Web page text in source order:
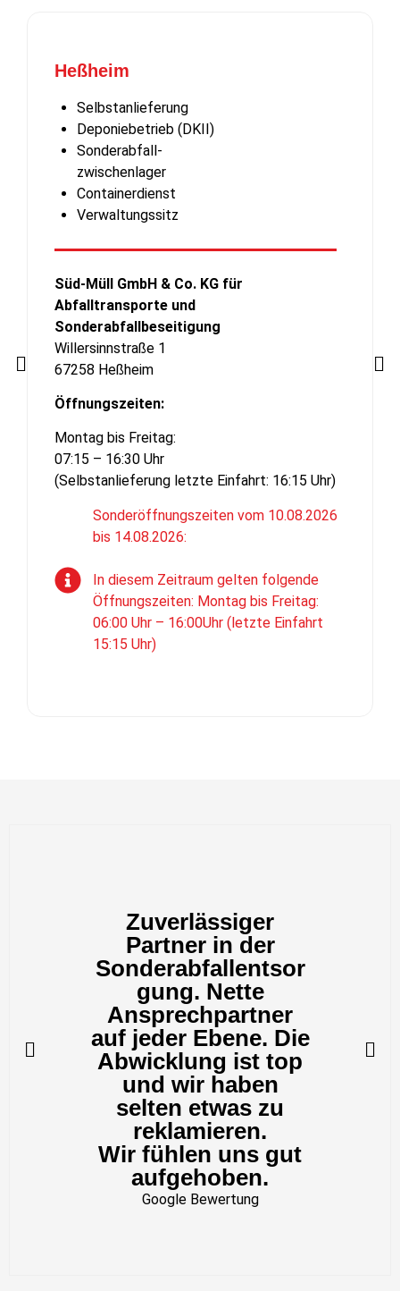
Heßheim
Selbstanlieferung
Deponiebetrieb (DKII)
Sonderabfall-
zwischenlager
Containerdienst
Verwaltungssitz
Süd-Müll GmbH & Co. KG für
Abfalltransporte und
Sonderabfallbeseitigung
Willersinnstraße 1
67258 Heßheim
Öffnungszeiten:
Montag bis Freitag:
07:15 – 16:30 Uhr
(Selbstanlieferung letzte Einfahrt: 16:15 Uhr)
Sonderöffnungszeiten vom 10.08.2026
bis 14.08.2026:
In diesem Zeitraum gelten folgende
Öffnungszeiten: Montag bis Freitag:
06:00 Uhr – 16:00Uhr (letzte Einfahrt
15:15 Uhr)
Zuverlässiger
Partner in der
Sonderabfallentsor
gung. Nette
Ansprechpartner
auf jeder Ebene. Die
Abwicklung ist top
und wir haben
selten etwas zu
reklamieren.
Wir fühlen uns gut
aufgehoben.
Google Bewertung